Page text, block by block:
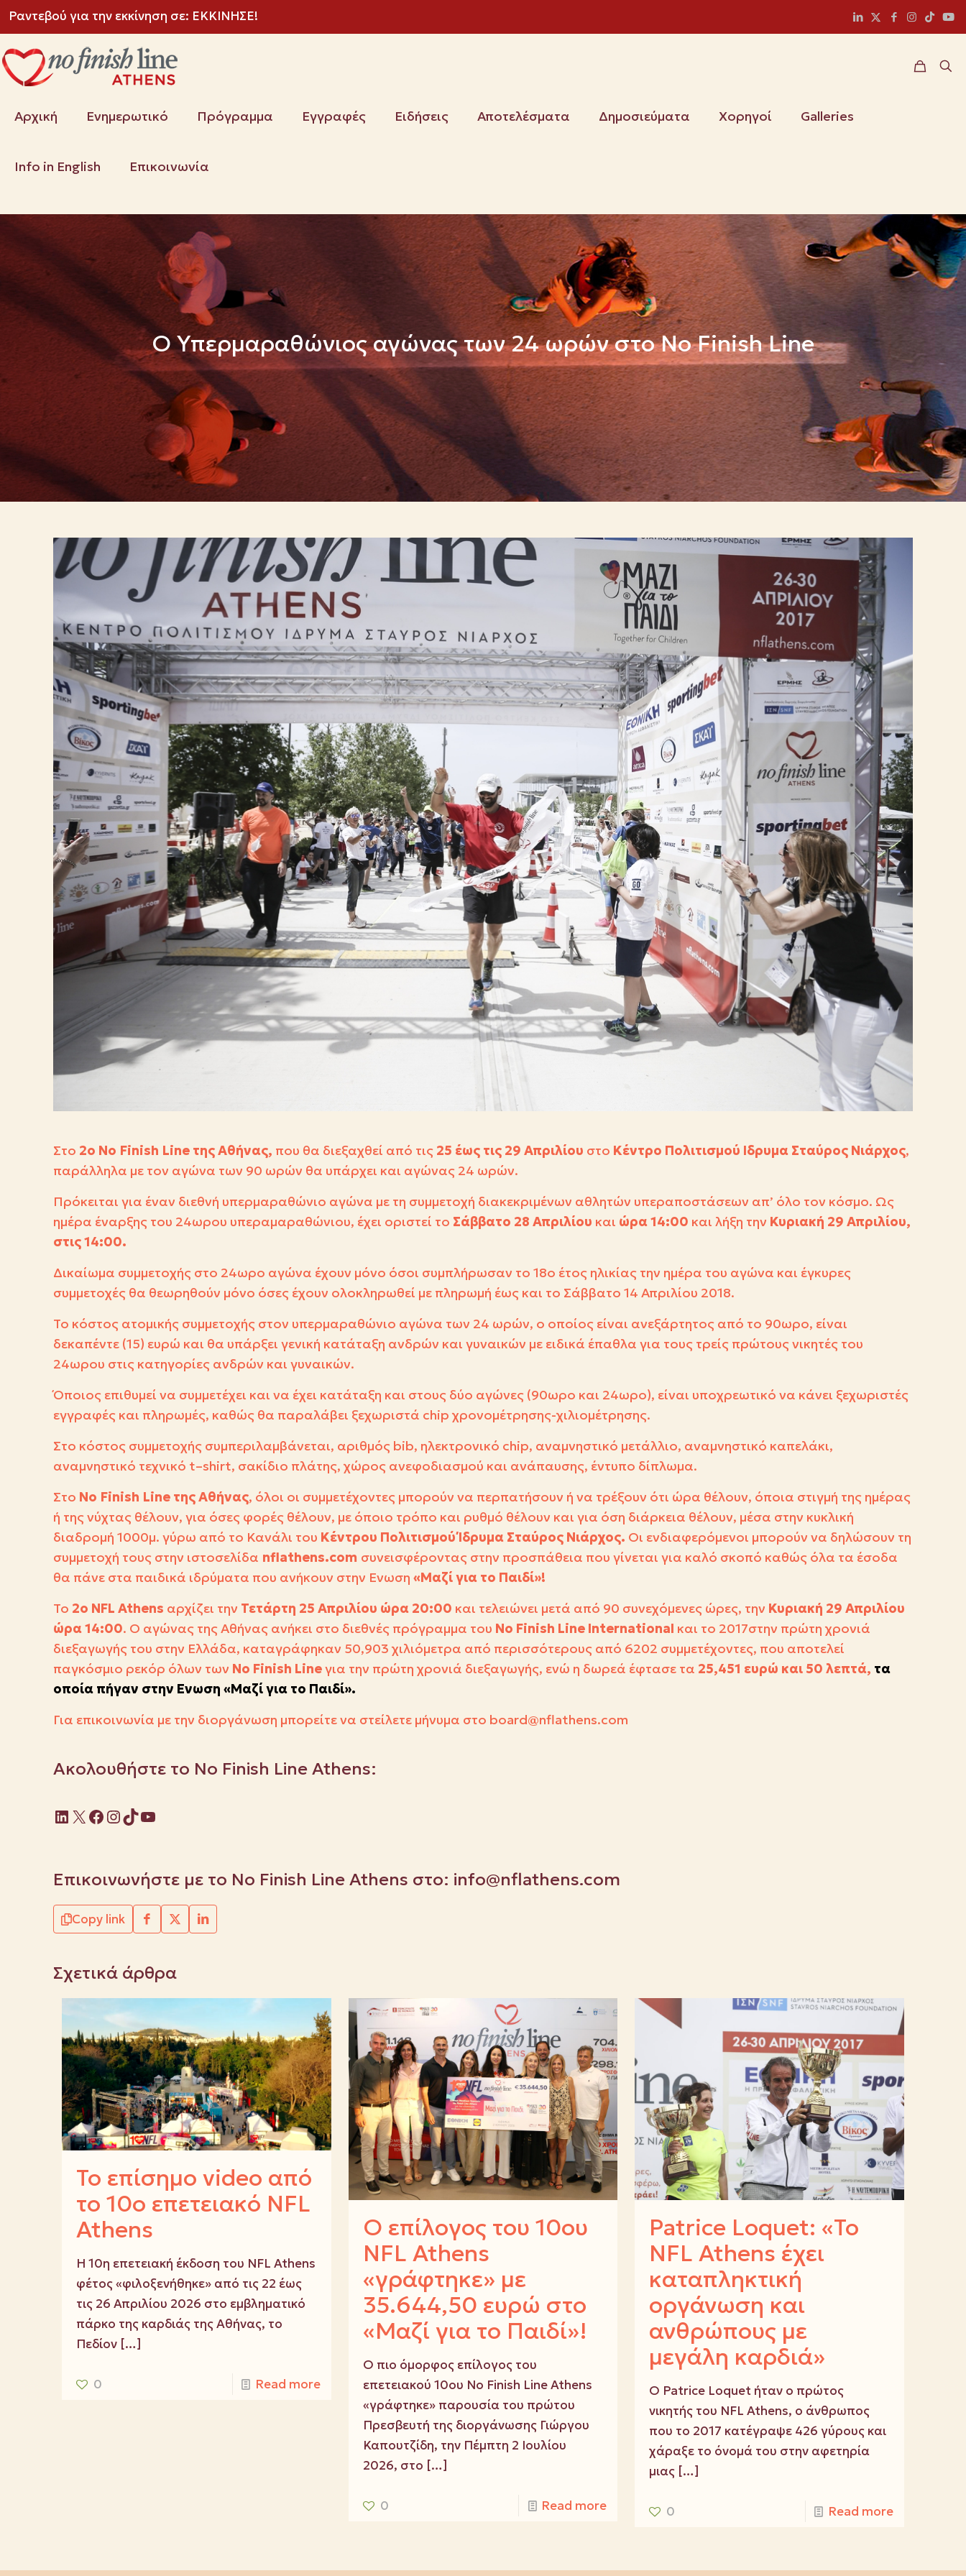
Ραντεβού για την εκκίνηση σε: ΕΚΚΙΝΗΣΕ!
Αρχική Ενημερωτικό Πρόγραμμα Εγγραφές Ειδήσεις Αποτελέσματα Δημοσιεύματα Χορηγοί Galleries
Info in English Επικοινωνία
Ο Υπερμαραθώνιος αγώνας των 24 ωρών στο No Finish Line
Στο 2ο No Finish Line της Αθήνας, που θα διεξαχθεί από τις 25 έως τις 29 Απριλίου στο Κέντρο Πολιτισμού Ιδρυμα Σταύρος Νιάρχος,
παράλληλα με τον αγώνα των 90 ωρών θα υπάρχει και αγώνας 24 ωρών.
Πρόκειται για έναν διεθνή υπερμαραθώνιο αγώνα με τη συμμετοχή διακεκριμένων αθλητών υπεραποστάσεων απ’ όλο τον κόσμο. Ως
ημέρα έναρξης του 24ωρου υπεραμαραθώνιου, έχει οριστεί το Σάββατο 28 Απριλίου και ώρα 14:00 και λήξη την Κυριακή 29 Απριλίου,
στις 14:00.
Δικαίωμα συμμετοχής στο 24ωρο αγώνα έχουν μόνο όσοι συμπλήρωσαν το 18ο έτος ηλικίας την ημέρα του αγώνα και έγκυρες
συμμετοχές θα θεωρηθούν μόνο όσες έχουν ολοκληρωθεί με πληρωμή έως και το Σάββατο 14 Απριλίου 2018.
Το κόστος ατομικής συμμετοχής στον υπερμαραθώνιο αγώνα των 24 ωρών, ο οποίος είναι ανεξάρτητος από το 90ωρο, είναι
δεκαπέντε (15) ευρώ και θα υπάρξει γενική κατάταξη ανδρών και γυναικών με ειδικά έπαθλα για τους τρείς πρώτους νικητές του
24ωρου στις κατηγορίες ανδρών και γυναικών.
Όποιος επιθυμεί να συμμετέχει και να έχει κατάταξη και στους δύο αγώνες (90ωρο και 24ωρο), είναι υποχρεωτικό να κάνει ξεχωριστές
εγγραφές και πληρωμές, καθώς θα παραλάβει ξεχωριστά chip χρονομέτρησης-χιλιομέτρησης.
Στο κόστος συμμετοχής συμπεριλαμβάνεται, αριθμός bib, ηλεκτρονικό chip, αναμνηστικό μετάλλιο, αναμνηστικό καπελάκι,
αναμνηστικό τεχνικό t–shirt, σακίδιο πλάτης, χώρος ανεφοδιασμού και ανάπαυσης, έντυπο δίπλωμα.
Στο No Finish Line της Αθήνας, όλοι οι συμμετέχοντες μπορούν να περπατήσουν ή να τρέξουν ότι ώρα θέλουν, όποια στιγμή της ημέρας
ή της νύχτας θέλουν, για όσες φορές θέλουν, με όποιο τρόπο και ρυθμό θέλουν και για όση διάρκεια θέλουν, μέσα στην κυκλική
διαδρομή 1000μ. γύρω από το Κανάλι του Κέντρου Πολιτισμού Ίδρυμα Σταύρος Νιάρχος. Οι ενδιαφερόμενοι μπορούν να δηλώσουν τη
συμμετοχή τους στην ιστοσελίδα nflathens.com συνεισφέροντας στην προσπάθεια που γίνεται για καλό σκοπό καθώς όλα τα έσοδα
θα πάνε στα παιδικά ιδρύματα που ανήκουν στην Ενωση «Μαζί για το Παιδί»!
Το 2ο NFL Athens αρχίζει την Τετάρτη 25 Απριλίου ώρα 20:00 και τελειώνει μετά από 90 συνεχόμενες ώρες, την Κυριακή 29 Απριλίου
ώρα 14:00. Ο αγώνας της Αθήνας ανήκει στο διεθνές πρόγραμμα του No Finish Line International και το 2017στην πρώτη χρονιά
διεξαγωγής του στην Ελλάδα, καταγράφηκαν 50,903 χιλιόμετρα από περισσότερους από 6202 συμμετέχοντες, που αποτελεί
παγκόσμιο ρεκόρ όλων των No Finish Lineγια την πρώτη χρονιά διεξαγωγής, ενώ η δωρεά έφτασε τα 25,451 ευρώ και 50 λεπτά, τα
οποία πήγαν στην Ενωση «Μαζί για το Παιδί».
Για επικοινωνία με την διοργάνωση μπορείτε να στείλετε μήνυμα στο board@nflathens.com
Ακολουθήστε το No Finish Line Athens:
Linkedin
X Facebook
Instagram
TikTok
YouTube
Επικοινωνήστε με το No Finish Line Athens στο: info@nflathens.com
Copy link
Σχετικά άρθρα
Το επίσημο video από
το 10ο επετειακό NFL
Athens
Η 10η επετειακή έκδοση του NFL Athens
φέτος «φιλοξενήθηκε» από τις 22 έως
τις 26 Απριλίου 2026 στο εμβληματικό
πάρκο της καρδιάς της Αθήνας, το
Πεδίον[…]
0 Read more
Ο επίλογος του 10ου
NFL Athens
«γράφτηκε» με
35.644,50 ευρώ στο
«Μαζί για το Παιδί»!
Ο πιο όμορφος επίλογος του
επετειακού 10ου No Finish Line Athens
«γράφτηκε» παρουσία του πρώτου
Πρεσβευτή της διοργάνωσης Γιώργου
Καπουτζίδη, την Πέμπτη 2 Ιουλίου
2026, στο […]
0 Read more
Patrice Loquet: «Το
NFL Athens έχει
καταπληκτική
οργάνωση και
ανθρώπους με
μεγάλη καρδιά»
Ο Patrice Loquet ήταν ο πρώτος
νικητής του NFL Athens, ο άνθρωπος
που το 2017 κατέγραψε 426 γύρους και
χάραξε το όνομά του στην αφετηρία
μιας […]
0 Read more